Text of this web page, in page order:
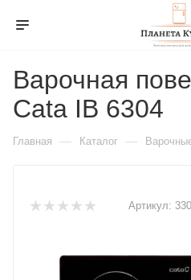
Варочная
Cata IB 6304
Главная — Каталог —
Артикул: